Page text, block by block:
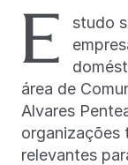
E
studo
área de
Alvares
organizações
relevantes